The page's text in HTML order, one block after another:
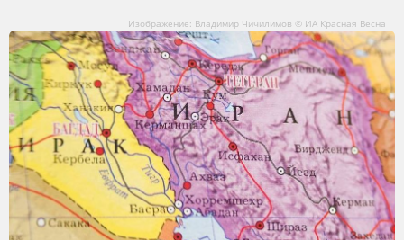
Изображение: Владимир Чичилимов © ИА Красная Весна